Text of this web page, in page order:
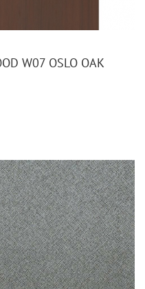
W07 OSLO OAK